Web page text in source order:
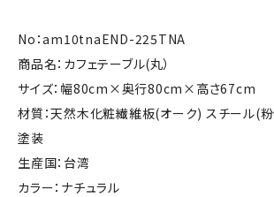
No：am10tnaEND-225TNA
商品名：カフェテーブル(丸）
サイズ：幅80cm×奥行80cm×高さ67cm
材質：天然木化粧繊維板(オーク) スチール(
塗装
生産国：台湾
カラー：ナチュラル